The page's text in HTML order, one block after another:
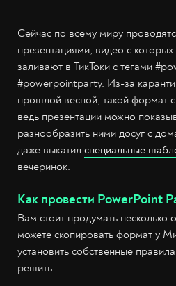
Сейчас по всему миру
презентациями, видео с
заливают в ТикТоки с тегами
#powerpointparty. Из-за
прошлой весной, такой формат
ведь презентации можно
разнообразить ними досуг с
даже выкатил специальные
вечеринок.
Как провести PowerPoint
Вам стоит продумать несколько
можете скопировать формат у
установить собственные
решить: